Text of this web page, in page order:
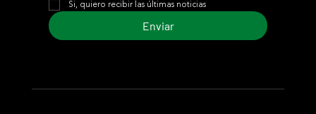
Si, quiero recibir las últimas noticias
Enviar